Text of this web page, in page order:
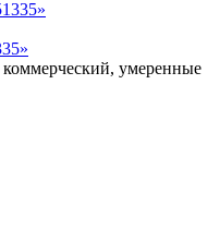
коммерческий, умеренные